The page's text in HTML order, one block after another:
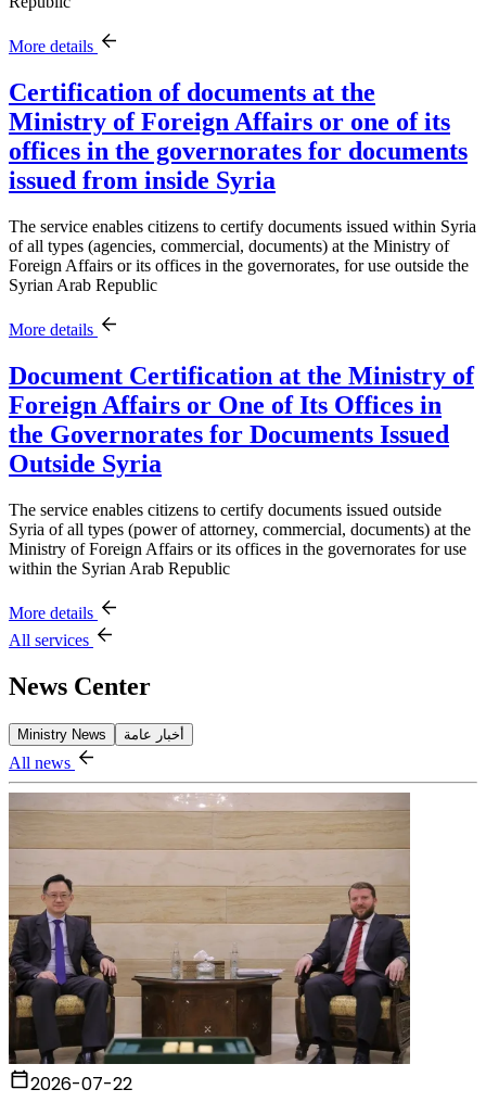
More details
Certification of documents at the
Ministry of Foreign Affairs or one of its
offices in the governorates for documents
issued from inside Syria
The service enables citizens to certify documents issued within Syria
of all types (agencies, commercial, documents) at the Ministry of
Foreign Affairs or its offices in the governorates, for use outside the
Syrian Arab Republic
More details
Document Certification at the Ministry of
Foreign Affairs or One of Its Offices in
the Governorates for Documents Issued
Outside Syria
The service enables citizens to certify documents issued outside
Syria of all types (power of attorney, commercial, documents) at the
Ministry of Foreign Affairs or its offices in the governorates for use
within the Syrian Arab Republic
More details
All services
News Center
Ministry News أخبار عامة
All news
2026-07-22